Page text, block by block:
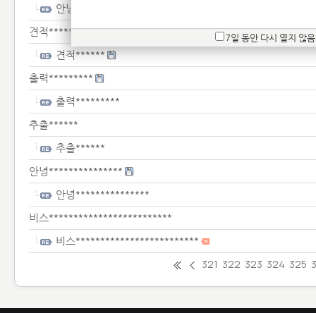
안녕***************
견적******
견적******
출력*********
출력*********
추출******
추출******
안녕***************
안녕***************
비스*************************
비스*************************
321 322 323 324 325
7일 동안 다시 열지 않음